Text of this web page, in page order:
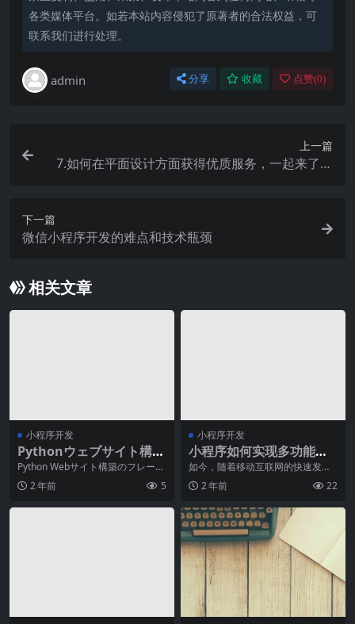
各类媒体平台。如若本站内容侵犯了原著者的合法权益，可
联系我们进行处理。
admin 分享 收藏 点赞(0)
上一篇
7.如何在平面设计方面获得优质服务，一起来了解
下一篇
微信小程序开发的难点和技术瓶颈
相关文章
小程序开发
Pythonウェブサイト構築
のフレームワーク選び
Python Webサイト構築のフレーム
ワーク選びについてPythonは、現
在で2 年前 5
小程序开发
小程序如何实现多功能定
制化？
如今，随着移动互联网的快速发
展，小程序已经成为人们生活中不
可或缺的一部分。作为一
2 年前 22